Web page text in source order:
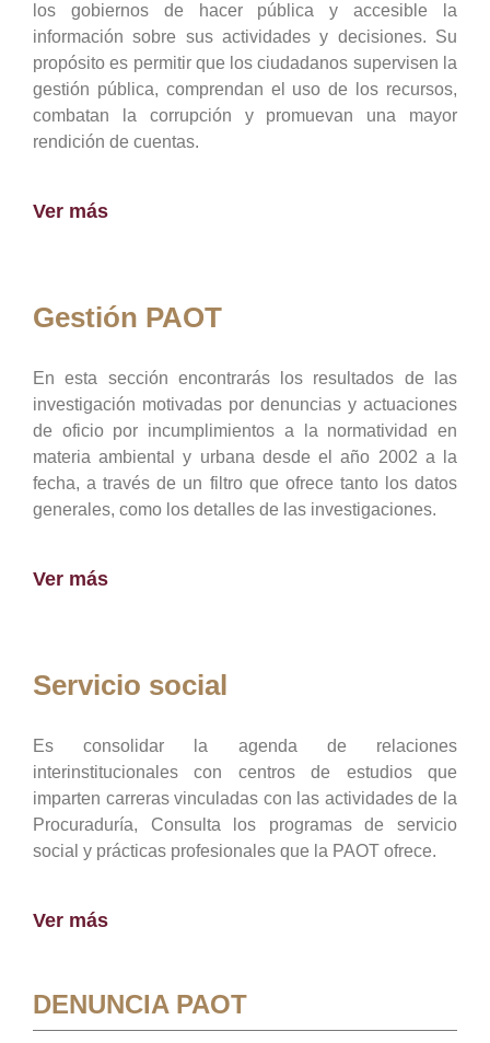
los gobiernos de hacer pública y accesible la
información sobre sus actividades y decisiones. Su
propósito es permitir que los ciudadanos supervisen la
gestión pública, comprendan el uso de los recursos,
combatan la corrupción y promuevan una mayor
rendición de cuentas.
Ver más
Gestión PAOT
En esta sección encontrarás los resultados de las
investigación motivadas por denuncias y actuaciones
de oficio por incumplimientos a la normatividad en
materia ambiental y urbana desde el año 2002 a la
fecha, a través de un filtro que ofrece tanto los datos
generales, como los detalles de las investigaciones.
Ver más
Servicio social
Es consolidar la agenda de relaciones
interinstitucionales con centros de estudios que
imparten carreras vinculadas con las actividades de la
Procuraduría, Consulta los programas de servicio
social y prácticas profesionales que la PAOT ofrece.
Ver más
DENUNCIA PAOT